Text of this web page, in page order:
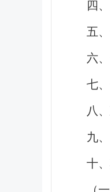
四
五
六
七
八
九
十